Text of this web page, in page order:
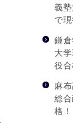
義
で現
鎌
大
役合
麻
総
格！